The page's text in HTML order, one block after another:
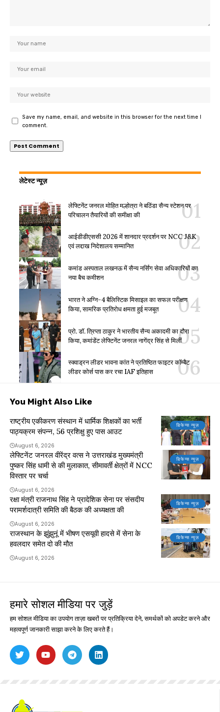
Save my name, email, and website in this browser for the next time I
comment.
लेटेस्ट न्यूज़
लेफ्टिनेंट जनरल मोहित मल्होत्रा ने बठिंडा सैन्य स्टेशन पर
परिचालन तैयारियों की समीक्षा की
आईडीडीएससी 2026 में शानदार प्रदर्शन पर NCC J&K
एवं लद्दाख निदेशालय सम्मानित
कमांड अस्पताल लखनऊ में सैन्य नर्सिंग सेवा अधिकारियों का
नया बैच कमीशन
भारत ने अग्नि-4 बैलिस्टिक मिसाइल का सफल परीक्षण
किया, सामरिक प्रतिरोध क्षमता हुई मजबूत
प्रो. डॉ. त्रिप्ता ठाकुर ने भारतीय सैन्य अकादमी का दौरा
किया, कमांडेंट लेफ्टिनेंट जनरल नागेंद्र सिंह से मिलीं
स्क्वाड्रन लीडर भावना कांत ने प्रतिष्ठित फाइटर कॉम्बैट
लीडर कोर्स पास कर रचा IAF इतिहास
You Might Also Like
डिफेन्स न्यूज़
राष्ट्रीय एकीकरण संस्थान में धार्मिक शिक्षकों का भर्ती
पाठ्यक्रम संपन्न, 56 प्रशिक्षु हुए पास आउट
August 6, 2026
डिफेन्स न्यूज़
लेफ्टिनेंट जनरल वीरेंद्र वत्स ने उत्तराखंड मुख्यमंत्री
पुष्कर सिंह धामी से की मुलाकात, सीमावर्ती क्षेत्रों में NCC
विस्तार पर चर्चा
August 6, 2026
डिफेन्स न्यूज़
रक्षा मंत्री राजनाथ सिंह ने प्रादेशिक सेना पर संसदीय
परामर्शदात्री समिति की बैठक की अध्यक्षता की
August 6, 2026
डिफेन्स न्यूज़
राजस्थान के झुंझुनूं में भीषण एसयूवी हादसे में सेना के
हवलदार समेत दो की मौत
August 6, 2026
हमारे सोशल मीडिया पर जुड़ें
हम सोशल मीडिया का उपयोग ताज़ा खबरों पर प्रतिक्रिया देने, समर्थकों को अपडेट करने और
महत्वपूर्ण जानकारी साझा करने के लिए करते हैं।